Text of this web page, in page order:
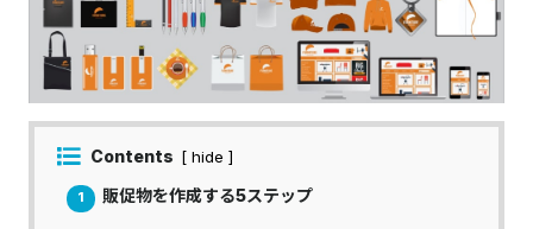
Contents [ hide ]
1 販促物を作成する5ステップ